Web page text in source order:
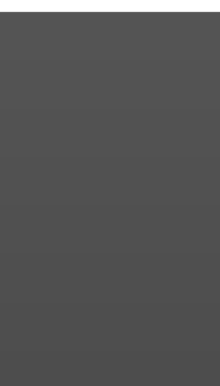
ходе в День крещения